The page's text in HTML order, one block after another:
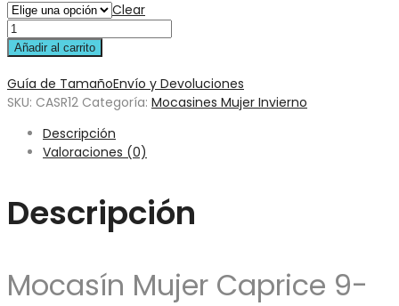
Clear
Añadir al carrito
Guía de TamañoEnvío y Devoluciones
SKU: CASR12 Categoría: Mocasines Mujer Invierno
Descripción
Valoraciones (0)
Descripción
Mocasín Mujer Caprice 9-